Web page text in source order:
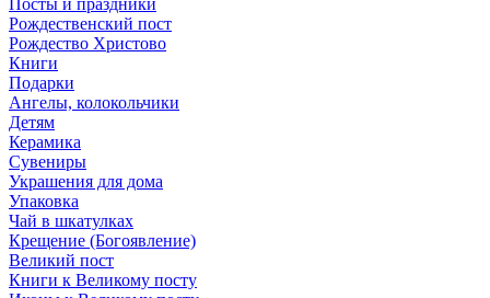
Посты и праздники
Рождественский пост
Рождество Христово
Книги
Подарки
Ангелы, колокольчики
Детям
Керамика
Сувениры
Украшения для дома
Упаковка
Чай в шкатулках
Крещение (Богоявление)
Великий пост
Книги к Великому посту